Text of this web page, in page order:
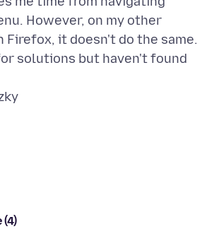
However, on my other
Firefox, it doesn't do the same.
solutions but haven't found
(4)